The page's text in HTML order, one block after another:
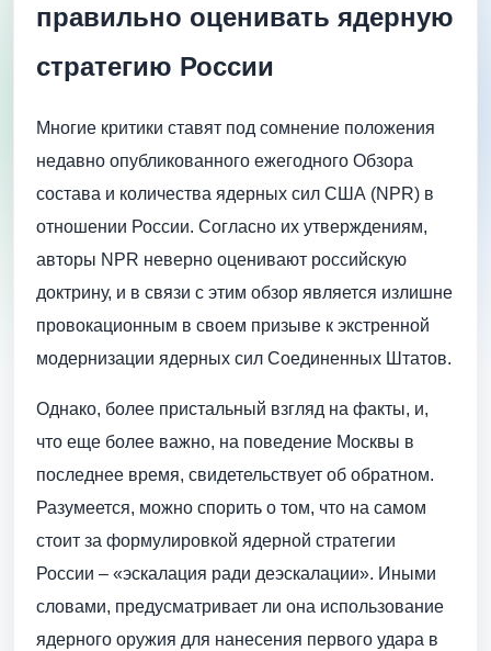
правильно оценивать ядерную
стратегию России
Многие критики ставят под сомнение положения
недавно опубликованного ежегодного Обзора
состава и количества ядерных сил США (NPR) в
отношении России. Согласно их утверждениям,
авторы NPR неверно оценивают российскую
доктрину, и в связи с этим обзор является излишне
провокационным в своем призыве к экстренной
модернизации ядерных сил Соединенных Штатов.
Однако, более пристальный взгляд на факты, и,
что еще более важно, на поведение Москвы в
последнее время, свидетельствует об обратном.
Разумеется, можно спорить о том, что на самом
стоит за формулировкой ядерной стратегии
России – «эскалация ради деэскалации». Иными
словами, предусматривает ли она использование
ядерного оружия для нанесения первого удара в